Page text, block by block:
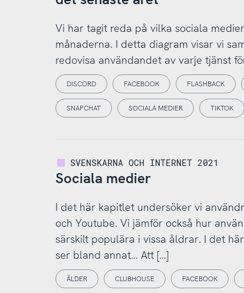
Vi har tagit reda på vilka sociala
månaderna. I detta diagram visar vi
redovisa användandet av varje tjänst
DISCORD FACEBOOK FLASHBACK
SNAPCHAT SOCIALA MEDIER TIKTOK
SVENSKARNA OCH INTERNET 2021
Sociala medier
I det här kapitlet undersöker vi
och Youtube. Vi jämför också hur
särskilt populära i vissa åldrar. I det
ser bland annat… Att […]
ÅLDER CLUBHOUSE FACEBOOK